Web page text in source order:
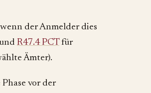
der Anmelder dies
R47.4 PCTfür
Ämter).
vor der